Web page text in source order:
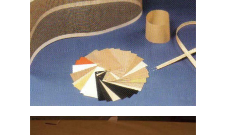
Piezas de teflón para bandas
transportadoras